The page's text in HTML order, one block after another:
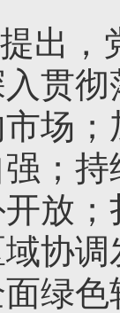
出，
贯
场
；
放
协
绿